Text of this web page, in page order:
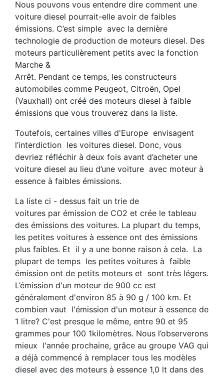
Nous pouvons vous entendre dire comment une
voiture diesel pourrait-elle avoir de faibles
émissions. C’est simple avec la dernière
technologie de production de moteurs diesel. Des
moteurs particulièrement petits avec la fonction
Marche &
Arrêt. Pendant ce temps, les constructeurs
automobiles comme Peugeot, Citroën, Opel
(Vauxhall) ont créé des moteurs diesel à faible
émissions que vous trouverez dans la liste.
Toutefois, certaines villes d'Europe envisagent
l’interdiction les voitures diesel. Donc, vous
devriez réfléchir à deux fois avant d’acheter une
voiture diesel au lieu d’une voiture avec moteur à
essence à faibles émissions.
La liste ci - dessus fait un trie de
voitures par émission de CO2 et crée le tableau
des émissions des voitures. La plupart du temps,
les petites voitures à essence ont des émissions
plus faibles. Et il y a une bonne raison à cela. La
plupart de temps les petites voitures à faible
émission ont de petits moteurs et sont très légers.
L’émission d'un moteur de 900 cc est
généralement d'environ 85 à 90 g / 100 km. Et
combien vaut l'émission d'un moteur à essence de
1 litre? C'est presque le même, entre 90 et 95
grammes pour 100 1kilomètres. Nous l’observerons
mieux l'année prochaine, grâce au groupe VAG qui
a déjà commencé à remplacer tous les modèles
diesel avec des moteurs à essence 1,0 lt dans des